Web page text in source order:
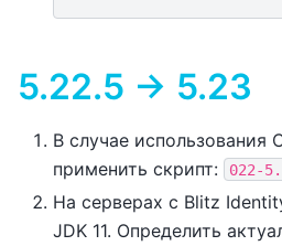
5.22.5 -> 5.23
В случае использования
применить скрипт:
022-
На серверах с Blitz
JDK 11. Определить